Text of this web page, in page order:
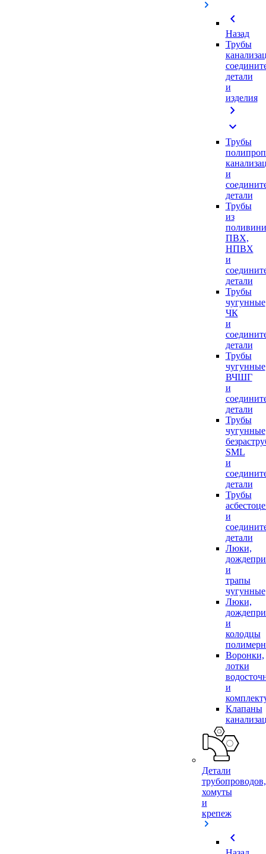
chevron_left
Назад
Трубы
детали
и
изделия
chevron_right
expand_more
Трубы
и
детали
Трубы
из
ПВХ,
НПВХ
и
детали
Трубы
чугунные
ЧК
и
детали
Трубы
чугунные
ВЧШГ
и
детали
Трубы
чугунные
SML
и
детали
Трубы
и
детали
Люки,
и
трапы
чугунные
Люки,
и
колодцы
Воронки,
лотки
и
Клапаны
Детали
трубопроводов,
хомуты
и
крепеж
chevron_left